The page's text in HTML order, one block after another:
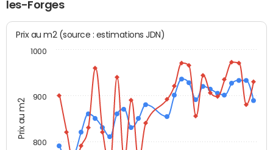
les-Forges
Prix au m2
Prix au m2 (source : estimations JDN)
800
900
1000